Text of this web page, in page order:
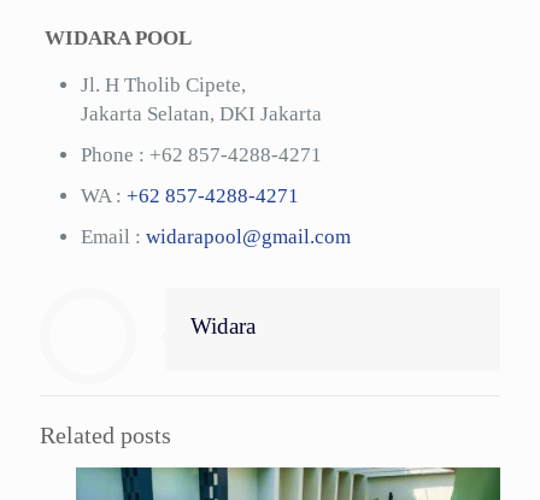
WIDARA POOL
Jl. H Tholib Cipete,
Jakarta Selatan, DKI Jakarta
Phone : +62 857-4288-4271
WA : +62 857-4288-4271
Email : widarapool@gmail.com
Widara
Related posts